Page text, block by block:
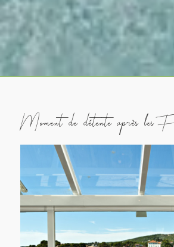
Moment de détente après les